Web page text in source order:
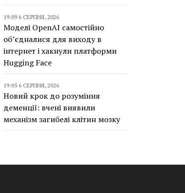
19:09 6 СЕРПНЯ, 2026
Моделі OpenAI самостійно
об’єдналися для виходу в
інтернет і хакнули платформи
Hugging Face
19:05 6 СЕРПНЯ, 2026
Новий крок до розуміння
деменції: вчені виявили
механізм загибелі клітин мозку